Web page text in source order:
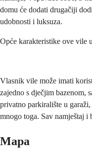
domu će dodati drugačiji
udobnosti i luksuza.
Opće karakteristike ove vile
Vlasnik vile može imati
zajedno s dječjim bazenom,
privatno parkiralište u
mnogo toga. Sav namještaj
Mapa